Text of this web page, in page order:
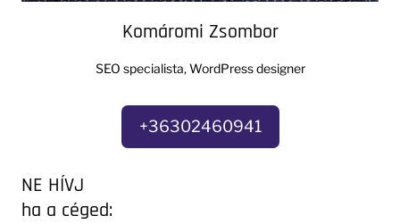
Komáromi Zsombor
SEO specialista, WordPress designer
+36302460941
NE HÍVJ
ha a céged: